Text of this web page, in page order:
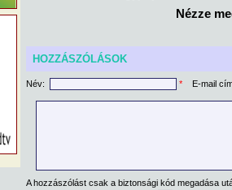
Nézze
HOZZÁSZÓLÁSOK
Név: * E-mail
A hozzászólást csak a biztonsági kód megadása